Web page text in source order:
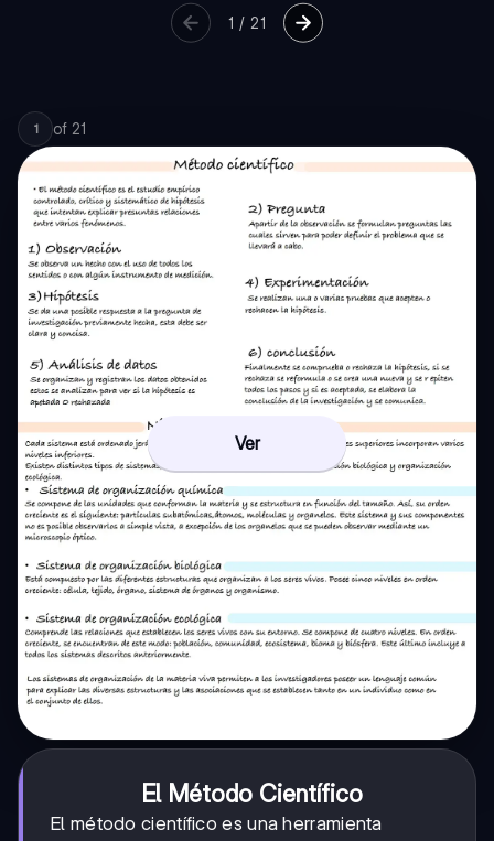
1 / 21
1 of 21
Ver
El Método Científico
El método científico es una herramienta